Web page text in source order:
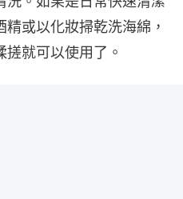
或以化妝掃乾洗海綿，
就可以使用了。